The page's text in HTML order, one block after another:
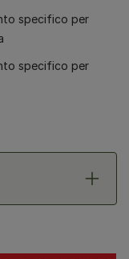
specifico per
specifico per